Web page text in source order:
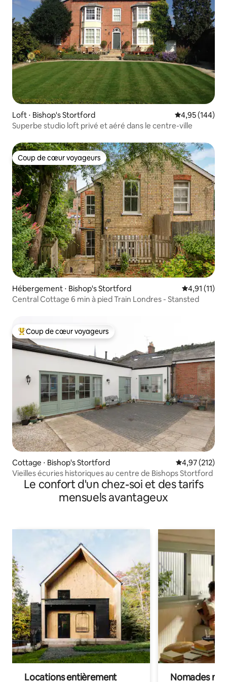
Loft ⋅ Bishop's Stortford Évaluation
4,95 (144)
Superbe studio loft privé et aéré dans le centre-ville
Coup de cœur voyageurs
Coup de cœur voyageurs
Hébergement ⋅ Bishop's Stortford Évaluation
4,91 (11)
Central Cottage 6 min à pied Train Londres - Stansted
Coups de cœur voyageurs les plus appréciés
Coup de cœur voyageurs
Cottage ⋅ Bishop's Stortford Évaluation
4,97 (212)
Vieilles écuries historiques au centre de Bishops Stortford
Le confort d'un chez-soi et des tarifs
mensuels avantageux
Locations entièrement Nomades